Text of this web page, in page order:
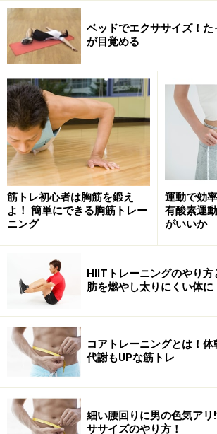
出典： 秋の夜長に、集中力がUPする腹
トレ・筋肉トレーニング] All About
頭からかかとまで一直線で30秒キープ
にかけてのコアマッスルを鍛えること
力を鍛えます。
2.ぽっこりお腹をピンポイ
する「膝さすりクランチ」
出典： コレ2つだけやれば確実！お腹
[筋トレ・筋肉トレーニング] All About
手を前に出して腹筋運動を行うことで
動ができます。ゆっくりと動作するの
は、10回やってみましょう。
3.自宅で行う最強レベルの筋
ベッドでエクササイズ！
が目覚める
筋トレ初心者は胸筋を鍛え
よ！ 簡単にできる胸筋トレー
ニング
運動で効
有酸素運
がいいか
HIITトレーニングのやり
肪を燃やし太りにくい体に
コアトレーニングとは！
代謝もUPな筋トレ
細い腰回りに男の色気ア
ササイズのやり方！